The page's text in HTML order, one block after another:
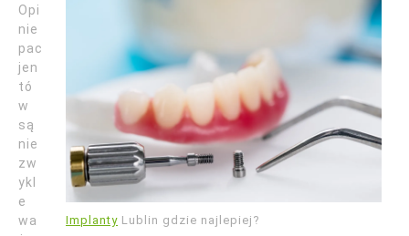
Implanty Lublin gdzie najlepiej?
Opi
nie
pac
jen
tó
w
są
nie
zw
ykl
e
wa